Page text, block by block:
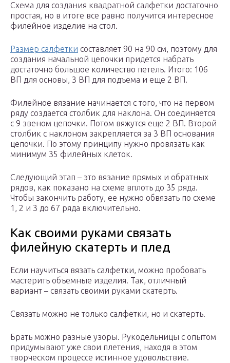
Схема для создания квадратной салфетки достаточно
простая, но в итоге все равно получится интересное
филейное изделие на стол.
Размер салфетки составляет 90 на 90 см, поэтому для
создания начальной цепочки придется набрать
достаточно большое количество петель. Итого: 106
ВП для основы, 3 ВП для подъема и еще 2 ВП.
Филейное вязание начинается с того, что на первом
ряду создается столбик для наклона. Он соединяется
с 9 звеном цепочки. Потом вяжутся еще 2 ВП. Второй
столбик с наклоном закрепляется за 3 ВП основания
цепочки. По этому принципу нужно провязать как
минимум 35 филейных клеток.
Следующий этап – это вязание прямых и обратных
рядов, как показано на схеме вплоть до 35 ряда.
Чтобы закончить работу, ее нужно обвязать по схеме
1, 2 и 3 до 67 ряда включительно.
Как своими руками связать
филейную скатерть и плед
Если научиться вязать салфетки, можно пробовать
мастерить объемные изделия. Так, отличный
вариант – связать своими руками скатерть.
Связать можно не только салфетки, но и скатерть.
Брать можно разные узоры. Рукодельницы с опытом
придумывают уже свои плетения, находя в этом
творческом процессе истинное удовольствие.